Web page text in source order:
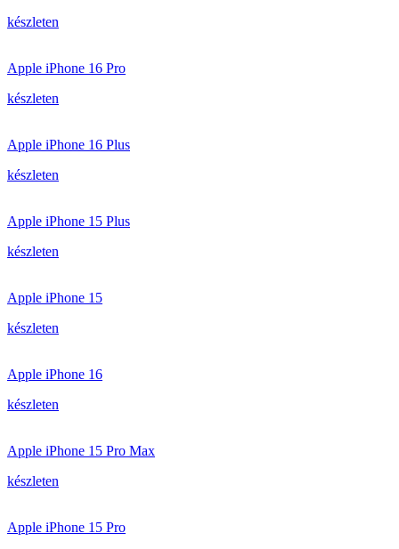
készleten
Apple iPhone 16 Pro
készleten
Apple iPhone 16 Plus
készleten
Apple iPhone 15 Plus
készleten
Apple iPhone 15
készleten
Apple iPhone 16
készleten
Apple iPhone 15 Pro Max
készleten
Apple iPhone 15 Pro